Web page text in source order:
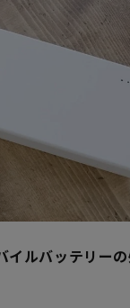
イルバッテリー